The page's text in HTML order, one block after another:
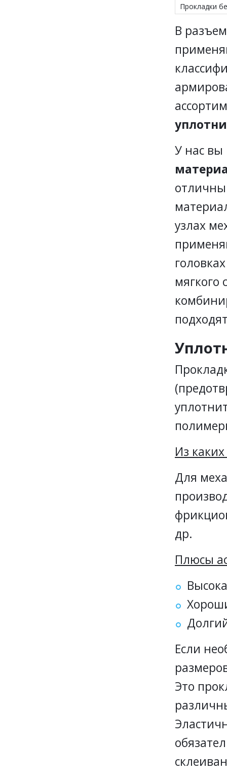
Прокладки
В
У нас вы
узлах
мягкого
Из
Для
др.
Плюсы
Если
Это